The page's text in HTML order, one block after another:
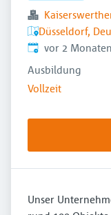
Düsseldorf,
Veröffentlicht:
vor 2 Monaten
Ausbildung
Vollzeit
Unser